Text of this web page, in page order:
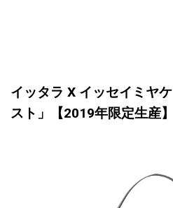
イッタラ X イッセイミヤケ
スト」【2019年限定生産】